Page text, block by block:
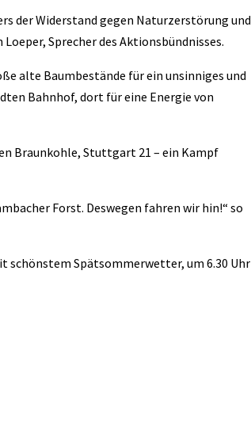
der Widerstand gegen Naturzerstörung und
Sprecher des Aktionsbündnisses.
alte Baumbestände für ein unsinniges und
Bahnhof, dort für eine Energie von
Braunkohle, Stuttgart 21 – ein Kampf
Forst. Deswegen fahren wir hin!“ so
schönstem Spätsommerwetter, um 6.30 Uhr